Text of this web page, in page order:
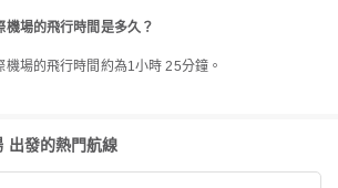
場的飛行時間是多久？
機場的飛行時間約為1小時 25分鐘。
出發的熱門航線